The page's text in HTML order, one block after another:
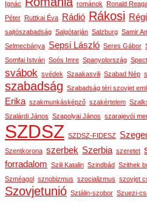
Ignác
románok Ronald
Péter Ruttkai Éva Rádió Rákosi
sajtószabadság Salgótarján Salzburg Samir
Selmecbánya Sepsi László Seres Gábor
Somfai István Soós Imre Spanyolország
svábok svédek Szaakasvili Szabad Nép
szabadság Szabadság téri szovjet
Erika szakmunkásképző szakértelem
Szalárdi János Szapolyai János szarajevói
SZDSZ SZDSZ-FIDESZ
Szentkorona szerbek Szerbia szeretet
forradalom Szili Katalin Szindbád Szithek
Szméagol sznobizmus szocializmus szovjet
Szovjetunió Sztálin-szobor Szuezi-